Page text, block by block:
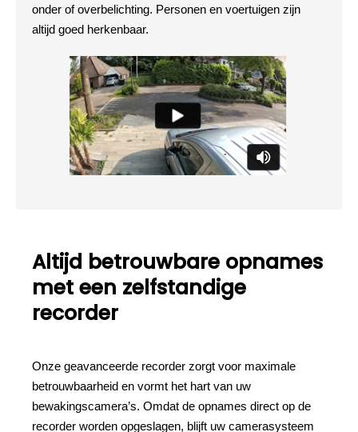
onder of overbelichting. Personen en voertuigen zijn
altijd goed herkenbaar.
Altijd betrouwbare opnames
met een zelfstandige
recorder
Onze geavanceerde recorder zorgt voor maximale
betrouwbaarheid en vormt het hart van uw
bewakingscamera’s. Omdat de opnames direct op de
recorder worden opgeslagen, blijft uw camerasysteem